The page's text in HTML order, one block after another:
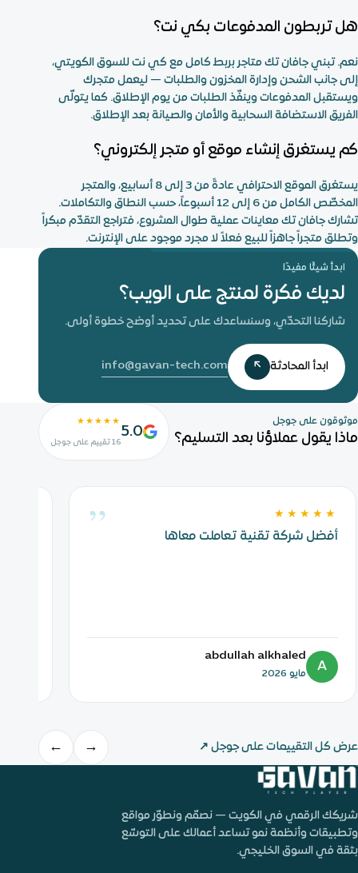
هل تربطون المدفوعات بكي نت؟
نعم. تبني جافان تك متاجر بربط كامل مع كي نت للسوق الكويتي،
إلى جانب الشحن وإدارة المخزون والطلبات — ليعمل متجرك
ويستقبل المدفوعات وينفّذ الطلبات من يوم الإطلاق. كما يتولّى
الفريق الاستضافة السحابية والأمان والصيانة بعد الإطلاق.
كم يستغرق إنشاء موقع أو متجر إلكتروني؟
يستغرق الموقع الاحترافي عادةً من 3 إلى 8 أسابيع، والمتجر
المخصّص الكامل من 6 إلى 12 أسبوعاً، حسب النطاق والتكاملات.
تشارك جافان تك معاينات عملية طوال المشروع، فتراجع التقدّم مبكراً
وتطلق متجراً جاهزاً للبيع فعلاً لا مجرد موجود على الإنترنت.
ابدأ شيئًا مفيدًا
لديك فكرة لمنتج على الويب؟
شاركنا التحدّي، وسنساعدك على تحديد أوضح خطوة أولى.
ابدأ المحادثة ↗
info@gavan-tech.com
موثوقون على جوجل
ماذا يقول عملاؤنا بعد التسليم؟ 5.0
★★★★★
16 تقييم على جوجل
” ★★★★★
أفضل شركة تقنية تعاملت معاها
A
abdullah alkhaled
مايو 2026
عرض كل التقييمات على جوجل ↗
→
←
شريكك الرقمي في الكويت — نصمّم ونطوّر مواقع
وتطبيقات وأنظمة نمو تساعد أعمالك على التوسّع
بثقة في السوق الخليجي.